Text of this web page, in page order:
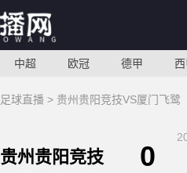
中超 欧冠 德甲
足球直播 > 贵州贵阳竞技VS厦门飞鹭
贵州贵阳竞技 0